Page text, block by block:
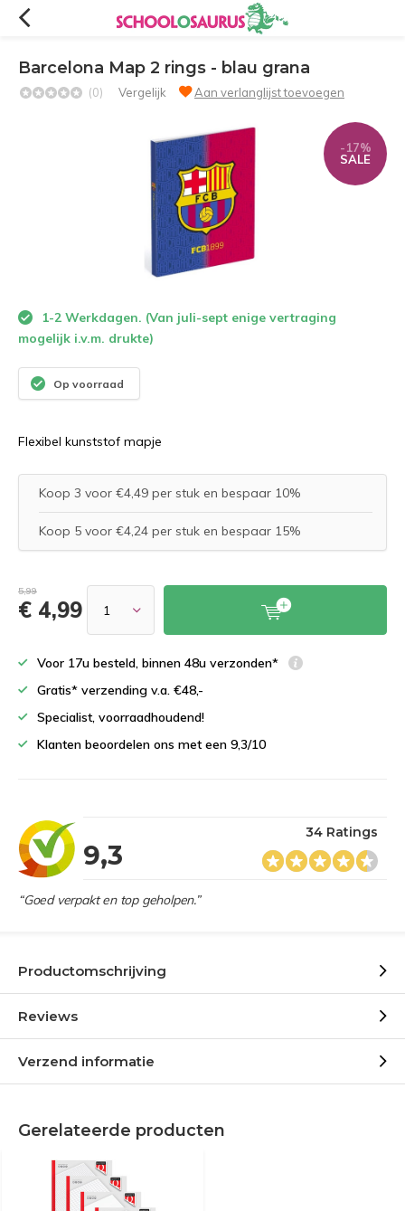
Barcelona Map 2 rings - blau grana
(0) Vergelijk Aan verlanglijst toevoegen
-17%
SALE
1-2 Werkdagen. (Van juli-sept enige vertraging
mogelijk i.v.m. drukte)
Op voorraad
Flexibel kunststof mapje
Koop 3 voor €4,49 per stuk en bespaar 10%
Koop 5 voor €4,24 per stuk en bespaar 15%
5,99
€ 4,99
Voor 17u besteld, binnen 48u verzonden*
Gratis* verzending v.a. €48,-
Specialist, voorraadhoudend!
Klanten beoordelen ons met een 9,3/10
9,3
34 Ratings
“Goed verpakt en top geholpen.”
Productomschrijving
Reviews
Verzend informatie
Gerelateerde producten